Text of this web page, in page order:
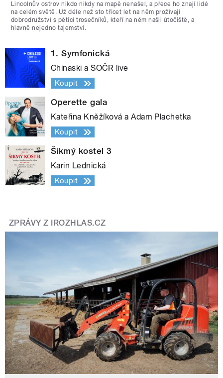
Lincolnův ostrov nikdo nikdy na mapě nenašel, a přece ho znají lidé
na celém světě. Už déle než sto třicet let na něm prožívají
dobrodružství s pěticí trosečníků, kteří na něm našli útočiště, a
hlavně nejedno tajemství.
1. Symfonická
Chinaski a SOČR live
Koupit
Operette gala
Kateřina Kněžíková a Adam Plachetka
Koupit
Šikmý kostel 3
Karin Lednická
Koupit
ZPRÁVY Z IROZHLAS.CZ